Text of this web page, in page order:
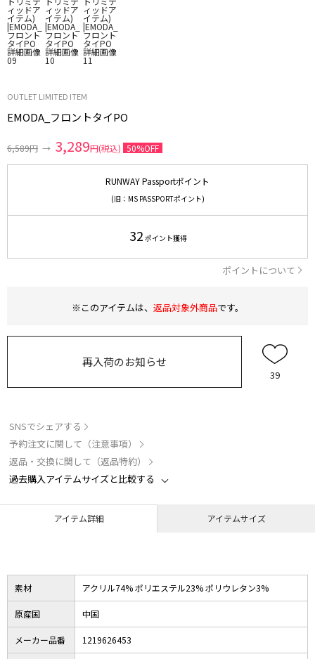
OUTLET LIMITED ITEM
EMODA_フロントタイPO
6,589円 → 3,289円(税込) 50%OFF
RUNWAY Passportポイント
(旧：MS PASSPORTポイント)
32 ポイント獲得
ポイントについて
※このアイテムは、 返品対象外商品です。
再入荷のお知らせ
39
SNSでシェアする
予約注文に関して（注意事項）
返品・交換に関して（返品特約）
過去購入アイテムサイズと比較する
アイテム詳細 アイテムサイズ
素材 アクリル74% ポリエステル23% ポリウレタン3%
原産国 中国
メーカー品番 1219626453